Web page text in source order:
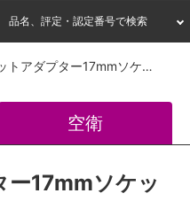
品名、評定・認定番号で検索
オフセットアダプター17mmソケットセット
空衛
17mmソケッ